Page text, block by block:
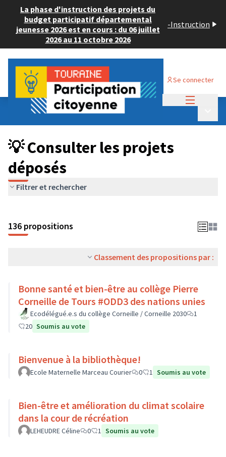
La phase d'instruction des projets du
budget participatif départemental
jeunesse 2026 est en cours : du 06 juillet
2026 au 11 octobre 2026
-Instruction
Se connecter
Budget Participatif JEUNESSE 2024
💡 Consulter les projets déposés
💡 Consulter les projets
déposés
Filtrer et rechercher
136 propositions
Classement des propositions par :
Bonne santé et bien-être au collège Pierre
Corneille de Tours #ODD3 des nations unies
Ecodélégué.e.s du collège Corneille / Corneille 2030
1
20 Soumis au vote
Bienvenue à la bibliothèque!
Ecole Maternelle Marceau Courier 0 1 Soumis au vote
Bien-être et amélioration du climat scolaire
dans la cour de récréation
LEHEUDRE Céline 0 1 Soumis au vote